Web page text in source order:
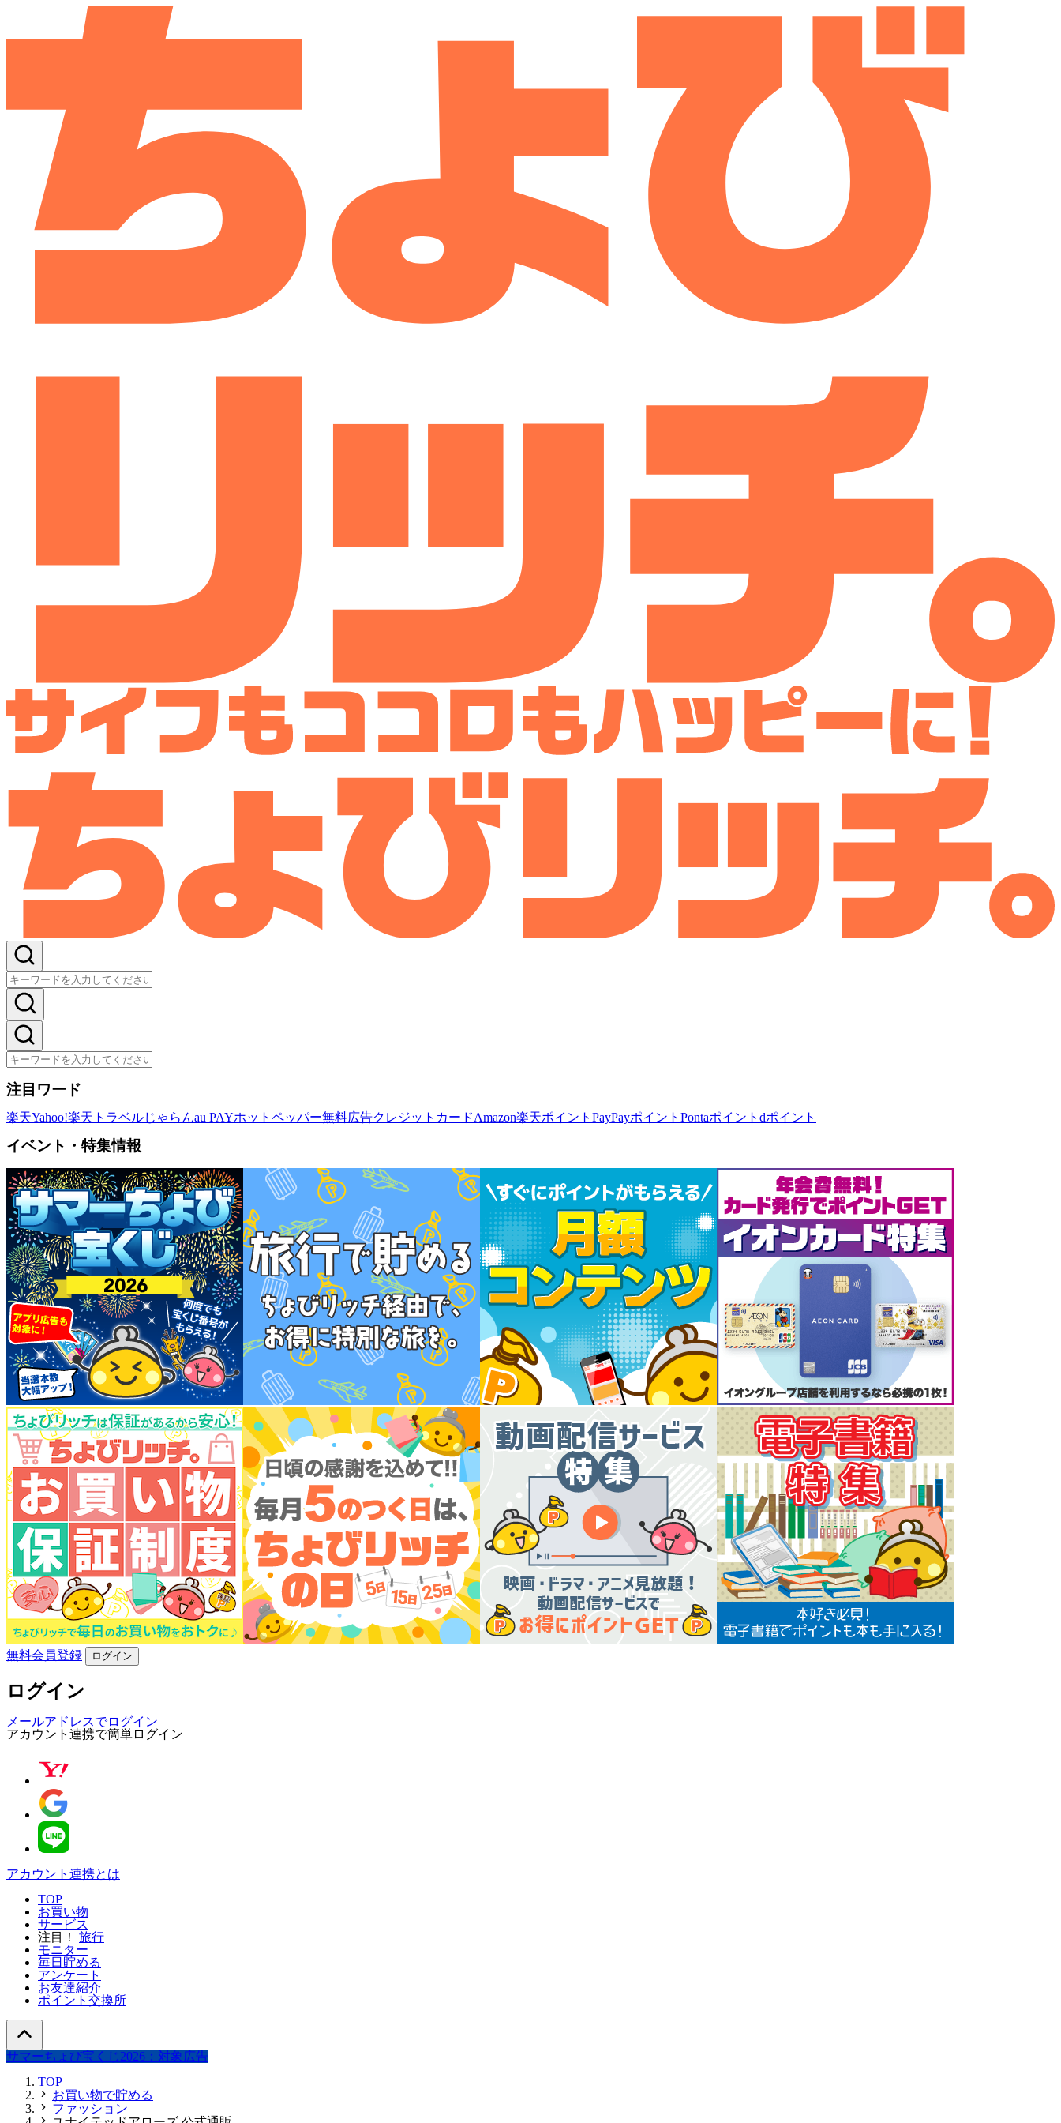
注目ワード
楽天Yahoo!楽天トラベルじゃらんau PAYホットペッパー無料広告クレジットカードAmazon楽天ポイント PayPayポイント Pontaポイント dポイント
イベント・特集情報
無料会員登録 ログイン
ログイン
メールアドレスでログイン
アカウント連携で簡単ログイン
アカウント連携とは
TOP
お買い物
サービス
注目！
旅行
モニター
毎日貯める
アンケート
お友達紹介
ポイント交換所
サマーちょび宝くじ2026：対象広告
TOP
お買い物で貯める
ファッション